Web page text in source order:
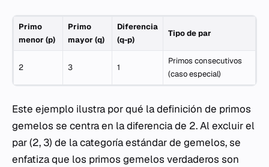
Primo
menor (p)
Primo
mayor (q)
Diferencia
(q-p)
Tipo de par
2 3 1
Primos consecutivos
(caso especial)
Este ejemplo ilustra por qué la definición de primos
gemelos se centra en la diferencia de 2. Al excluir el
par (2, 3) de la categoría estándar de gemelos, se
enfatiza que los primos gemelos verdaderos son